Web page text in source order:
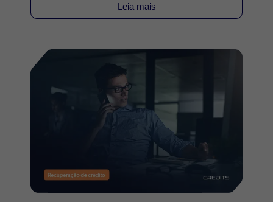
Leia mais